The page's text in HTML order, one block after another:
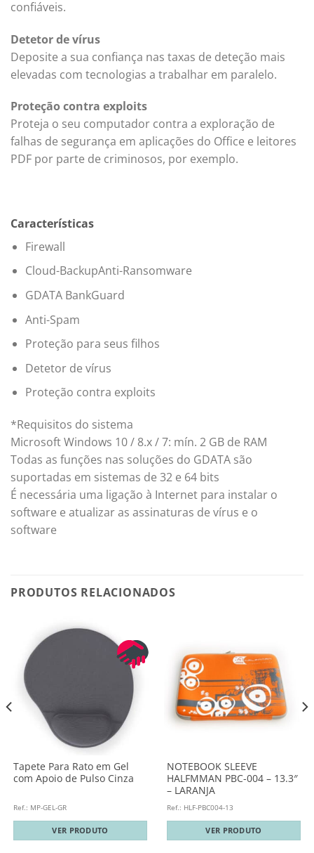
confiáveis.
Detetor de vírus
Deposite a sua confiança nas taxas de deteção mais
elevadas com tecnologias a trabalhar em paralelo.
Proteção contra exploits
Proteja o seu computador contra a exploração de
falhas de segurança em aplicações do Office e leitores
PDF por parte de criminosos, por exemplo.
Características
Firewall
Cloud-BackupAnti-Ransomware
GDATA BankGuard
Anti-Spam
Proteção para seus filhos
Detetor de vírus
Proteção contra exploits
*Requisitos do sistema
Microsoft Windows 10 / 8.x / 7: mín. 2 GB de RAM
Todas as funções nas soluções do GDATA são
suportadas em sistemas de 32 e 64 bits
É necessária uma ligação à Internet para instalar o
software e atualizar as assinaturas de vírus e o
software
PRODUTOS RELACIONADOS
Tapete Para Rato em Gel
com Apoio de Pulso Cinza
Ref.: MP-GEL-GR
VER PRODUTO
NOTEBOOK SLEEVE
HALFMMAN PBC-004 – 13.3″
– LARANJA
Ref.: HLF-PBC004-13
VER PRODUTO